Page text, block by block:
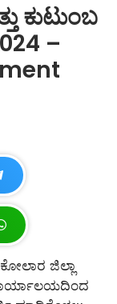
ಕುಟುಂಬ
–
ಕೋಲಾರ ಜಿಲ್ಲಾ
ಕಾರ್ಯಾಲಯದಿಂದ